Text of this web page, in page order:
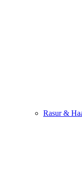
Rasur &